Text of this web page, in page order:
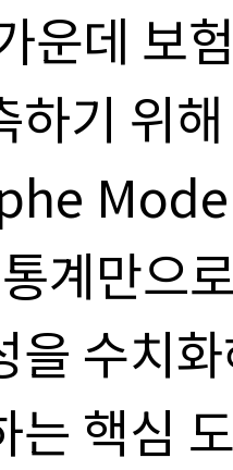
운데 보
하기 위
계만으
을 수치
는 핵심